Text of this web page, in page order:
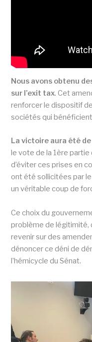
Nous avons obtenu
sur l’exit tax. Cet
renforcer le dispositif
sociétés qui bénéficient
La victoire aura été
le vote de la 1ère
d’éviter ces prises en
ont été sollicitées par
un véritable coup de
Ce choix du
problème de légitimité,
revenir sur des
dénoncer ce déni de
l’hémicycle du Sénat.